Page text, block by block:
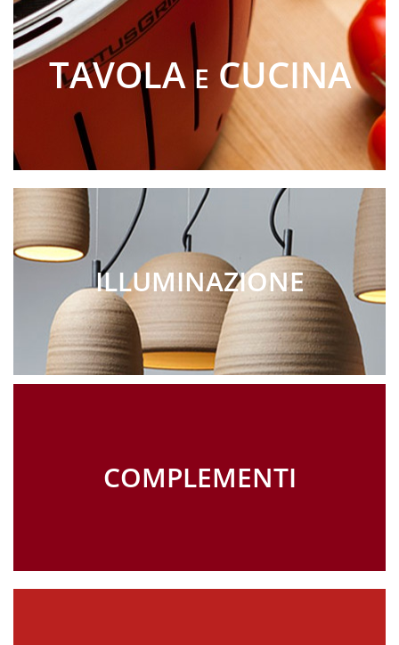
TAVOLAE CUCINA
ILLUMINAZIONE
COMPLEMENTI